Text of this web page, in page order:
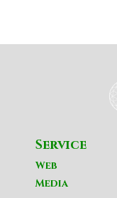
Service
Web
Media